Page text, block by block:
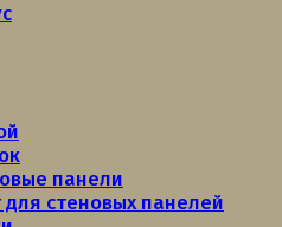
панели
стеновых панелей